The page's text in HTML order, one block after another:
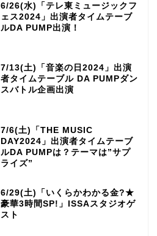
6/26(水)「テレ東ミュージックフ
ェス2024」出演者タイムテーブ
ルDA PUMP出演！
7/13(土)「音楽の日2024」出演
者タイムテーブル DA PUMPダン
スバトル企画出演
7/6(土)「THE MUSIC
DAY2024」出演者タイムテーブ
ルDA PUMPは？テーマは”サプ
ライズ”
6/29(土)「いくらかわかる金?★
豪華3時間SP!」ISSAスタジオゲ
スト